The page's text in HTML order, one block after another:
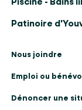
Piscine - Bains
Patinoire
Nous joindre
Emploi ou
Dénoncer une